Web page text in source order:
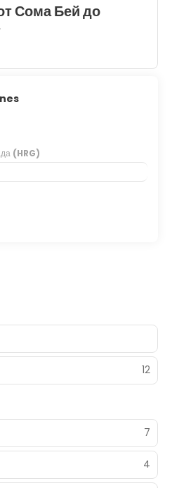
Сома Бей до
(HRG)
12
7
4